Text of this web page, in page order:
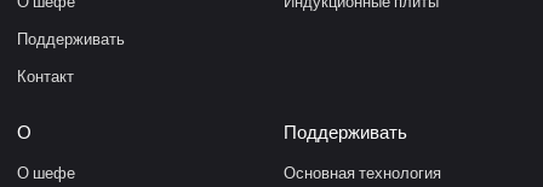
Поддерживать
Контакт
О
О шефе
Поддерживать
Основная технология